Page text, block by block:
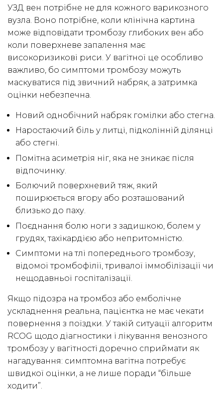
УЗД вен потрібне не для кожного варикозного
вузла. Воно потрібне, коли клінічна картина
може відповідати тромбозу глибоких вен або
коли поверхневе запалення має
високоризикові риси. У вагітної це особливо
важливо, бо симптоми тромбозу можуть
маскуватися під звичний набряк, а затримка
оцінки небезпечна.
Новий однобічний набряк гомілки або стегна.
Наростаючий біль у литці, підколінній ділянці
або стегні.
Помітна асиметрія ніг, яка не зникає після
відпочинку.
Болючий поверхневий тяж, який
поширюється вгору або розташований
близько до паху.
Поєднання болю ноги з задишкою, болем у
грудях, тахікардією або непритомністю.
Симптоми на тлі попереднього тромбозу,
відомої тромбофілії, тривалої іммобілізації чи
нещодавньої госпіталізації.
Якщо підозра на тромбоз або емболічне
ускладнення реальна, пацієнтка не має чекати
повернення з поїздки. У такій ситуації алгоритм
RCOG щодо діагностики і лікування венозного
тромбозу у вагітності доречно сприймати як
нагадування: симптомна вагітна потребує
швидкої оцінки, а не лише поради “більше
ходити”.